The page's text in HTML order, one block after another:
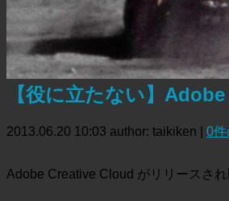
【役に立たない】
2013.06.20 10:03 author: taikiken 0件
Adobe Creative Cloud がリリースさ